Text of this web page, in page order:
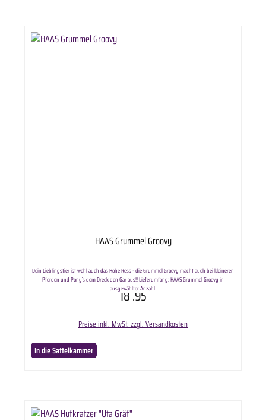
HAAS Grummel Groovy
Dein Lieblingstier ist wohl auch das Hohe Ross - die Grummel Groovy macht auch bei kleineren
Pferden und Pony´s dem Dreck den Gar aus!! Lieferumfang: HAAS Grummel Groovy in
ausgewählter Anzahl.
18.95
Preise inkl. MwSt. zzgl. Versandkosten
In die Sattelkammer